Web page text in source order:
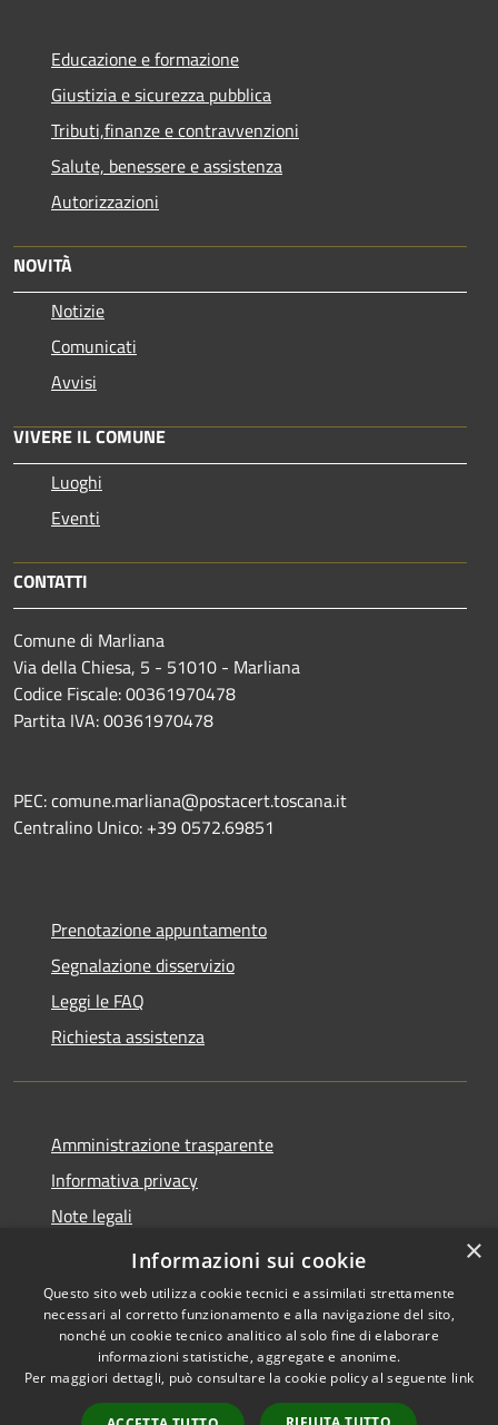
Educazione e formazione
Giustizia e sicurezza pubblica
Tributi,finanze e contravvenzioni
Salute, benessere e assistenza
Autorizzazioni
NOVITÀ
Notizie
Comunicati
Avvisi
VIVERE IL COMUNE
Luoghi
Eventi
CONTATTI
Comune di Marliana
Via della Chiesa, 5 - 51010 - Marliana
Codice Fiscale: 00361970478
Partita IVA: 00361970478
PEC: comune.marliana@postacert.toscana.it
Centralino Unico: +39 0572.69851
Prenotazione appuntamento
Segnalazione disservizio
Leggi le FAQ
Richiesta assistenza
Amministrazione trasparente
Informativa privacy
Note legali
Dichiarazione di accessibilità
Accessibilità
Copyright © 2026 • Comune di
Marliana • Powered by
Municipium• Accesso
×
Informazioni sui cookie
Questo sito web utilizza cookie tecnici e assimilati strettamente
necessari al corretto funzionamento e alla navigazione del sito,
nonché un cookie tecnico analitico al solo fine di elaborare
informazioni statistiche, aggregate e anonime.
Per maggiori dettagli, può consultare la cookie policy al seguente link